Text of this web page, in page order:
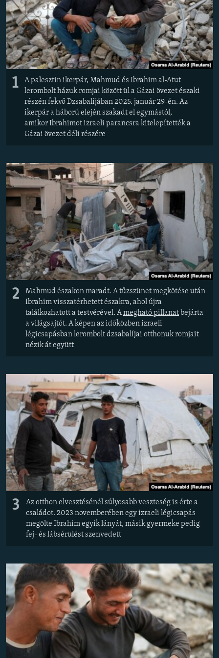
EURÓPAI UNIÓ
VILÁG
KLÍMAVÁLTOZÁS
A MÚLT TANULSÁGAI
KÖVESSEN MINKET!
Valamennyi RFE/RL weboldal
1
A palesztin ikerpár, Mahmud és Ibrahim al-Atut
lerombolt házuk romjai között ül a Gázai övezet északi
részén fekvő Dzsabalíjában 2025. január 29-én. Az
ikerpár a háború elején szakadt el egymástól,
amikor Ibrahimot izraeli parancsra kitelepítették a
Gázai övezet déli részére
2
Mahmud északon maradt. A tűzszünet megkötése után
Ibrahim visszatérhetett északra, ahol újra
találkozhatott a testvérével. Amegható pillanat bejárta
a világsajtót. A képen az időközben izraeli
légicsapásban lerombolt dzsabalíjai otthonuk romjait
nézik át együtt
3
Az otthon elvesztésénél súlyosabb veszteség is érte a
családot. 2023 novemberében egy izraeli légicsapás
megölte Ibrahim egyik lányát, másik gyermeke pedig
fej- és lábsérülést szenvedett